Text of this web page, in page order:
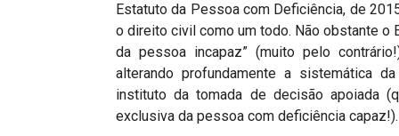
Estatuto da Pessoa com Deficiência, de
o direito civil como um todo. Não obstante o
da pessoa incapaz” (muito pelo
alterando profundamente a sistemática
instituto da tomada de decisão apoiada
exclusiva da pessoa com deficiência capaz!).